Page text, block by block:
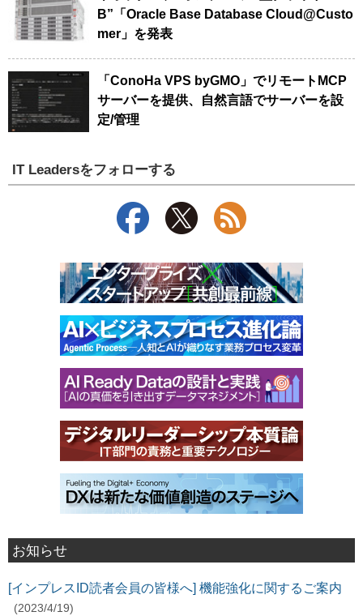
B”「Oracle Base Database Cloud@Custo
mer」を発表
「ConoHa VPS byGMO」でリモートMCP
サーバーを提供、自然言語でサーバーを設
定/管理
IT Leadersをフォローする
お知らせ
[インプレスID読者会員の皆様へ] 機能強化に関するご案内
(2023/4/19)